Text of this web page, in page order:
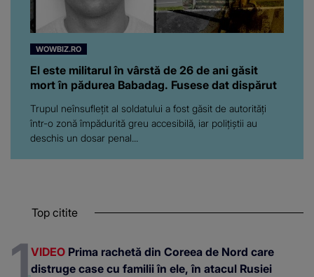
WOWBIZ.RO
El este militarul în vârstă de 26 de ani găsit
mort în pădurea Babadag. Fusese dat dispărut
Trupul neînsuflețit al soldatului a fost găsit de autorități
într-o zonă împădurită greu accesibilă, iar polițiștii au
deschis un dosar penal...
Top citite
VIDEO Prima rachetă din Coreea de Nord care
distruge case cu familii în ele, în atacul Rusiei